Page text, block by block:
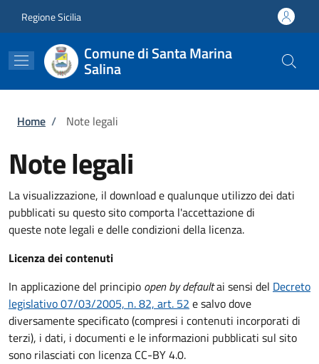
Regione Sicilia
Comune di Santa Marina
Salina
Briciole di pane
Home / Note legali
Note legali
La visualizzazione, il download e qualunque utilizzo dei dati
pubblicati su questo sito comporta l'accettazione di
queste note legali e delle condizioni della licenza.
Licenza dei contenuti
In applicazione del principio open by defaultai sensi del Decreto
legislativo 07/03/2005, n. 82, art. 52 e salvo dove
diversamente specificato (compresi i contenuti incorporati di
terzi), i dati, i documenti e le informazioni pubblicati sul sito
sono rilasciati con licenza CC-BY 4.0.